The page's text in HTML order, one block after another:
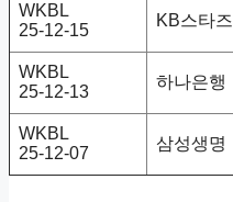
WKBL
25-12-15
KB스타즈
WKBL
25-12-13
하나은행
WKBL
25-12-07
삼성생명